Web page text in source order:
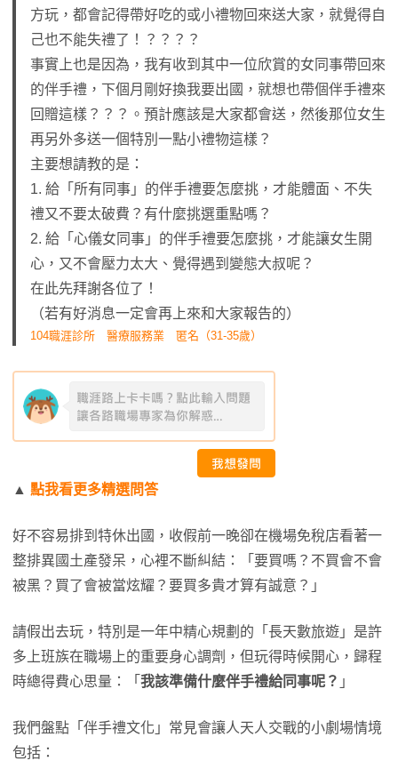
方玩，都會記得帶好吃的或小禮物回來送大家，就覺得自
己也不能失禮了！？？？？
事實上也是因為，我有收到其中一位欣賞的女同事帶回來
的伴手禮，下個月剛好換我要出國，就想也帶個伴手禮來
回贈這樣？？？。預計應該是大家都會送，然後那位女生
再另外多送一個特別一點小禮物這樣？
主要想請教的是：
1. 給「所有同事」的伴手禮要怎麼挑，才能體面、不失
禮又不要太破費？有什麼挑選重點嗎？
2. 給「心儀女同事」的伴手禮要怎麼挑，才能讓女生開
心，又不會壓力太大、覺得遇到變態大叔呢？
在此先拜謝各位了！
（若有好消息一定會再上來和大家報告的）
104職涯診所 醫療服務業 匿名（31-35歲）
▲ 點我看更多精選問答
好不容易排到特休出國，收假前一晚卻在機場免稅店看著一
整排異國土產發呆，心裡不斷糾結：「要買嗎？不買會不會
被黑？買了會被當炫耀？要買多貴才算有誠意？」
請假出去玩，特別是一年中精心規劃的「長天數旅遊」是許
多上班族在職場上的重要身心調劑，但玩得時候開心，歸程
時總得費心思量：「 我該準備什麼伴手禮給同事呢？ 」
我們盤點「伴手禮文化」常見會讓人天人交戰的小劇場情境
包括：